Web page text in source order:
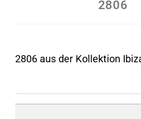
2806
2806 aus der Kollektion